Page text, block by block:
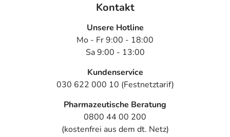
bestehenden, als auch Entstehung einer neuen
- Pulsbeschleunigung
- Störungen in der Erregungsleitung des Herzens vom
im EKG sichtbar, kann jedoch auch zu Schwindelanfällen
bis hin zu kurzem Bewusstseinsverlust, in ganz
schlimmen Fällen auch mit Atemstillstand führen
Kontakt
Unsere Hotline
Mo - Fr 9:00 - 18:00
Sa 9:00 - 13:00
Kundenservice
030 622 000 10 (Festnetztarif)
Pharmazeutische Beratung
0800 44 00 200
(kostenfrei aus dem dt. Netz)